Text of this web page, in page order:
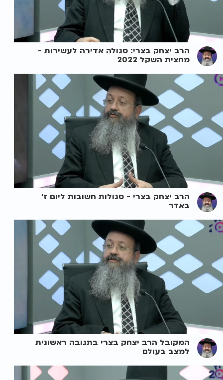
הרב יצחק בצרי: סגולה אדירה לעשירות -
מחצית השקל 2022
הרב יצחק בצרי - סגולות חשובות ליום ז'
באדר
המקובל הרב יצחק בצרי בתגובה ראשונית
למצב בעולם